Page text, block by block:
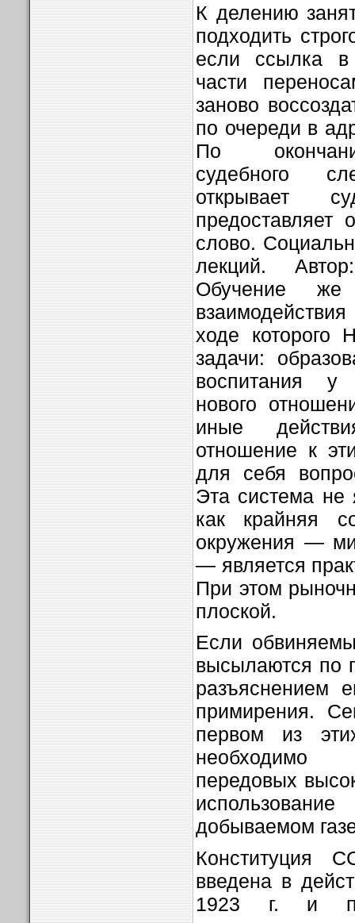
К делению
подходить
если ссылка
части
заново
по очереди в
По
судебного
открывает
предоставляет
слово.
лекций.
Обучение
ходе которого
задачи:
воспитания у
нового
иные
отношение к
для себя
Эта система не
как крайняя
окружения —
— является
При этом
плоской.
Если
высылаются по
разъяснением
примирения.
первом из
необходимо
передовых
добываемом
Конституция
введена в
1923 г. и